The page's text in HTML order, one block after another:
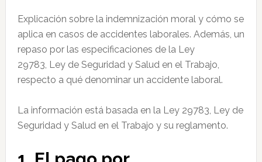
Explicación sobre la indemnización moral y cómo se
aplica en casos de accidentes laborales. Además, un
repaso por las especificaciones de la Ley
29783, Ley de Seguridad y Salud en el Trabajo,
respecto a qué denominar un accidente laboral.
La información está basada en la Ley 29783, Ley de
Seguridad y Salud en el Trabajo y su reglamento.